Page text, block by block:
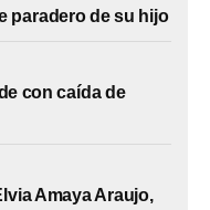
paradero de su hijo
con caída de
Amaya Araujo,